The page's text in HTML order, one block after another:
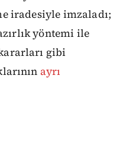
iradesiyle imzaladı;
yöntemi ile
gibi
ayrı